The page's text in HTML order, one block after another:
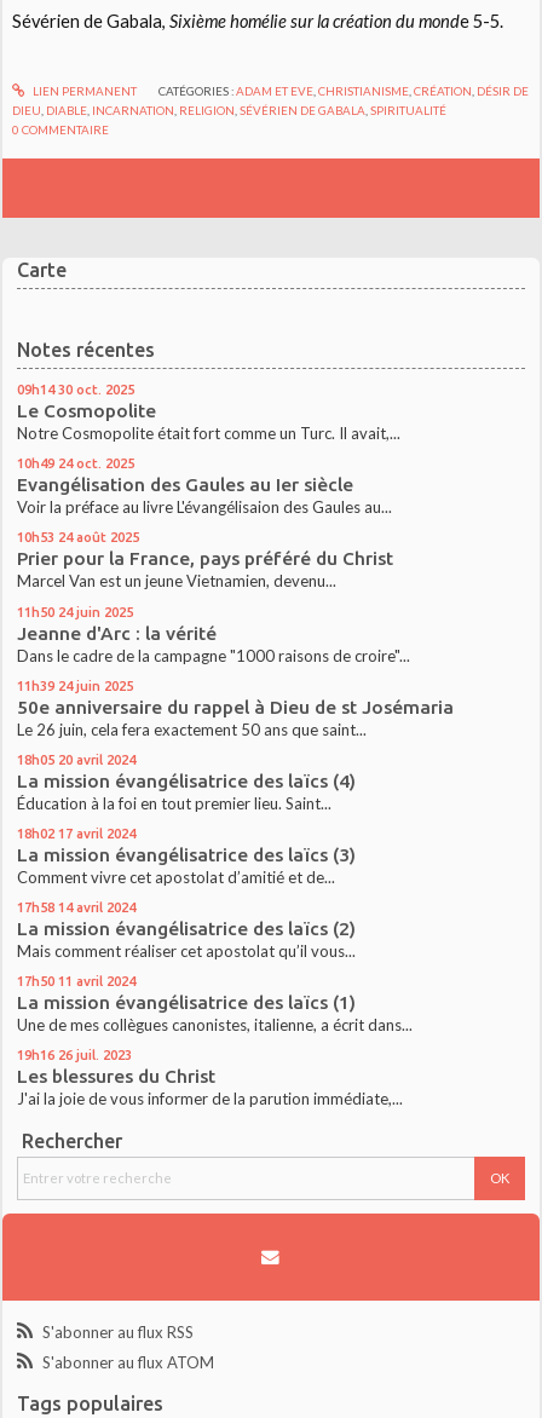
Carte
Notes récentes
09h14 30 oct. 2025
Le Cosmopolite
Notre Cosmopolite était fort comme un Turc. Il avait,...
10h49 24 oct. 2025
Evangélisation des Gaules au Ier siècle
Voir la préface au livre L'évangélisaion des Gaules au...
10h53 24 août 2025
Prier pour la France, pays préféré du Christ
Marcel Van est un jeune Vietnamien, devenu...
11h50 24 juin 2025
Jeanne d'Arc : la vérité
Dans le cadre de la campagne "1000 raisons de croire"...
11h39 24 juin 2025
50e anniversaire du rappel à Dieu de st Josémaria
Le 26 juin, cela fera exactement 50 ans que saint...
18h05 20 avril 2024
La mission évangélisatrice des laïcs (4)
Éducation à la foi en tout premier lieu. Saint...
18h02 17 avril 2024
La mission évangélisatrice des laïcs (3)
Comment vivre cet apostolat d’amitié et de...
17h58 14 avril 2024
La mission évangélisatrice des laïcs (2)
Mais comment réaliser cet apostolat qu’il vous...
17h50 11 avril 2024
La mission évangélisatrice des laïcs (1)
Une de mes collègues canonistes, italienne, a écrit dans...
19h16 26 juil. 2023
Les blessures du Christ
J'ai la joie de vous informer de la parution immédiate,...
Rechercher
S'abonner au flux RSS
S'abonner au flux ATOM
Tags populaires
Sévérien de Gabala,Sixième homélie sur la création du monde 5-5.
LIEN PERMANENT CATÉGORIES :ADAM ET EVE, CHRISTIANISME, CRÉATION DÉSIR DE
DIEU DIABLE INCARNATION RELIGION ,SÉVÉRIEN DE GABALA ,SPIRITUALITÉ
0 COMMENTAIRE